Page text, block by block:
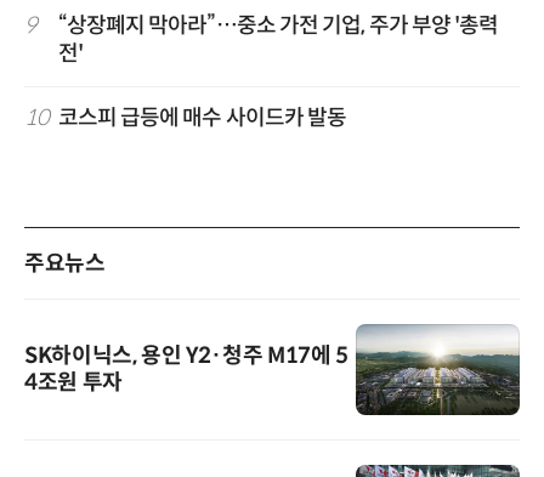
9
“상장폐지 막아라”…중소 가전 기업, 주가 부양 '총력
전'
10 코스피 급등에 매수 사이드카 발동
주요뉴스
SK하이닉스, 용인 Y2·청주 M17에 5
4조원 투자